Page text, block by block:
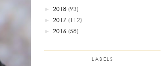
► 2018 (93)
► 2017 (112)
► 2016 (58)
LABELS